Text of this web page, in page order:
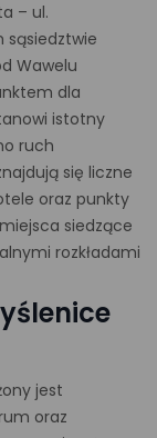
– ul.
sąsiedztwie
Wawelu
dla
istotny
ruch
się liczne
oraz punkty
siedzące
rozkładami
jest
oraz